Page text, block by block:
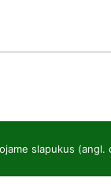
slapukus